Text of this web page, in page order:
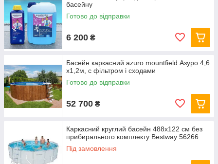
басейну
Готово до відправки
6 200 ₴
Басейн каркасний azuro mountfield Азуро 4,6
х1,2м, c фільтром і сходами
Готово до відправки
52 700 ₴
Каркасний круглий басейн 488x122 см без
прибирального комплекту Bestway 56266
Під замовлення